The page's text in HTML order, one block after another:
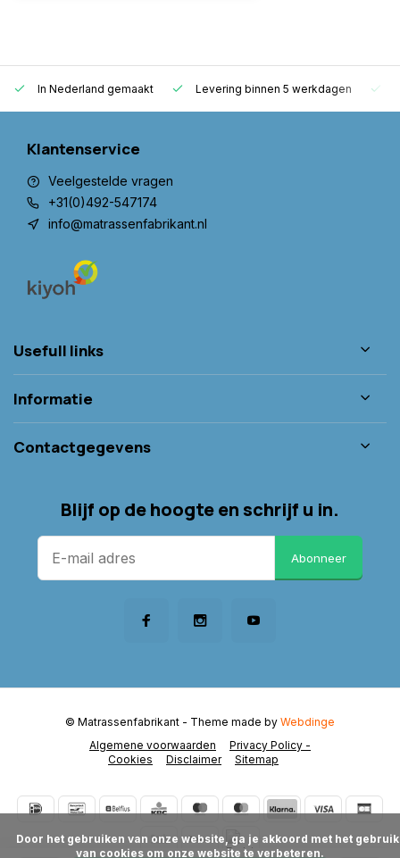
In Nederland gemaakt Levering binnen 5 werkdagen
Klantenservice
Veelgestelde vragen
+31(0)492-547174
info@matrassenfabrikant.nl
Usefull links
Informatie
Contactgegevens
Blijf op de hoogte en schrijf u in.
Abonneer
Algemene voorwaarden
Privacy Policy -
Cookies
Disclaimer Sitemap
© Matrassenfabrikant - Theme made by Webdinge
van cookies om onze website te verbeteren.